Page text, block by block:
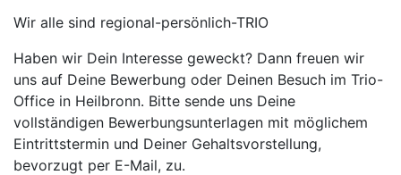
Wir alle sind regional-persönlich-TRIO
Haben wir Dein Interesse geweckt? Dann freuen wir
uns auf Deine Bewerbung oder Deinen Besuch im Trio-
Office in Heilbronn. Bitte sende uns Deine
vollständigen Bewerbungsunterlagen mit möglichem
Eintrittstermin und Deiner Gehaltsvorstellung,
bevorzugt per E-Mail, zu.